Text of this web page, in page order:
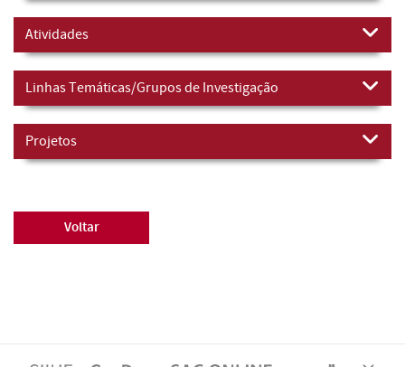
Atividades
Linhas Temáticas/Grupos de Investigação
Projetos
Voltar